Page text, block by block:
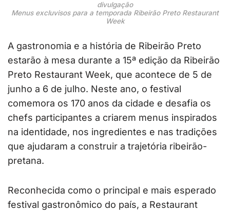
divulgação
Menus excluvisos para a temporada Ribeirão Preto Restaurant
Week
A gastronomia e a história de Ribeirão Preto
estarão à mesa durante a 15ª edição da Ribeirão
Preto Restaurant Week, que acontece de 5 de
junho a 6 de julho. Neste ano, o festival
comemora os 170 anos da cidade e desafia os
chefs participantes a criarem menus inspirados
na identidade, nos ingredientes e nas tradições
que ajudaram a construir a trajetória ribeirão-
pretana.
Reconhecida como o principal e mais esperado
festival gastronômico do país, a Restaurant